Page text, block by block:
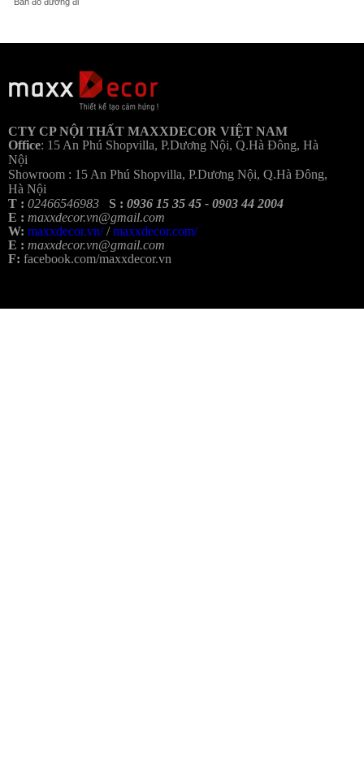
CTY CP NỘI THẤT MAXXDECOR VIỆT NAM
Office: 15 An Phú Shopvilla, P.Dương Nội, Q.Hà Đông, Hà
Nội
Showroom : 15 An Phú Shopvilla, P.Dương Nội, Q.Hà Đông,
Hà Nội
T : 02466546983 S : 0936 15 35 45 - 0903 44 2004
E : maxxdecor.vn@gmail.com
W: maxxdecor.vn//maxxdecor.com/
E : maxxdecor.vn@gmail.com
F: facebook.com/maxxdecor.vn